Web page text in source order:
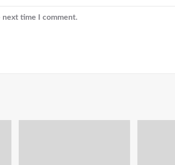
next time I comment.